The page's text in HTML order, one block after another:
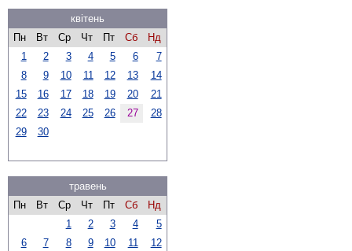
квітень
Пн
Вт Ср Чт Пт Сб
Нд
1
2 3 4 5 6
7
8
9 10 11 12 13
14
15
16 17 18 19 20
21
22
23 24 25 26 27
28
29
30
травень
Пн
Вт Ср Чт Пт Сб
Нд
1
2 3 4
5
6
7 8 9 10 11
12